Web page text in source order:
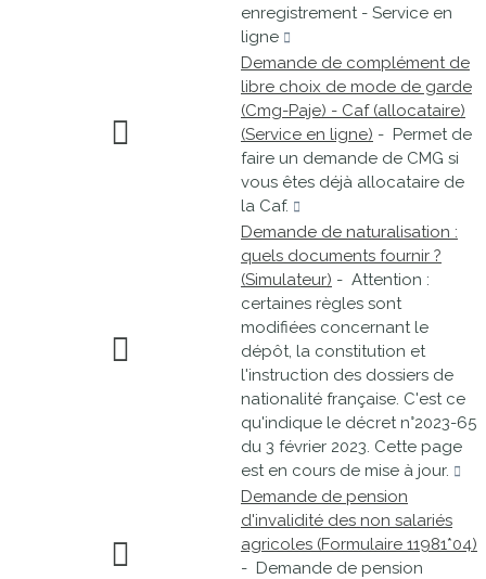
enregistrement - Service en
ligne
Demande de complément de
libre choix de mode de garde
(Cmg-Paje) - Caf (allocataire)
(Service en ligne) - Permet de
faire un demande de CMG si
vous êtes déjà allocataire de
la Caf.
Demande de naturalisation :
quels documents fournir ?
(Simulateur) - Attention :
certaines règles sont
modifiées concernant le
dépôt, la constitution et
l'instruction des dossiers de
nationalité française. C'est ce
qu'indique le décret n°2023-65
du 3 février 2023. Cette page
est en cours de mise à jour.
Demande de pension
d'invalidité des non salariés
agricoles (Formulaire 11981*04)
- Demande de pension